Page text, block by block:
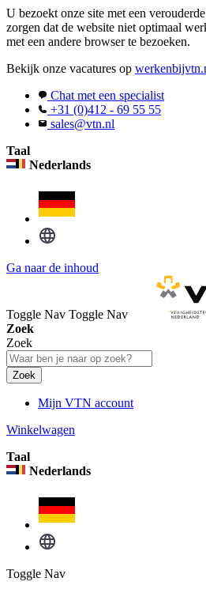
U bezoekt onze site met een
zorgen dat de website niet optimaal
met een andere browser te bezoeken.
Bekijk onze vacatures op
Chat met een specialist
+31 (0)412 - 69 55 55
sales@vtn.nl
Taal
Nederlands
Ga naar de inhoud
Toggle Nav Toggle Nav
Zoek
Zoek
Zoek
Mijn VTN account
Winkelwagen
Taal
Nederlands
Toggle Nav